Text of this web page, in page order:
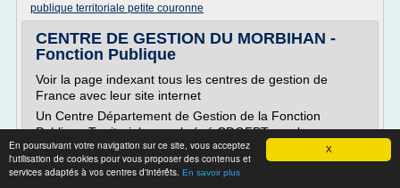
X
En poursuivant votre navigation sur ce site, vous acceptez
l'utilisation de cookies pour vous proposer des contenus et
services adaptés à vos centres d'intérêts. En savoir plus
publique territoriale petite couronne
CENTRE DE GESTION DU MORBIHAN -
Fonction Publique
Voir la page indexant tous les centres de gestion de
France avec leur site internet
Un Centre Département de Gestion de la Fonction
Publique Territoriale, en abrégé CDGFPT ou plus
simplement CDG, est un établissement public qui est le
véritable partenaire emploi des collectivités territoriales.
Un petit rappel utile dans cet article de loi sur l'emploi et